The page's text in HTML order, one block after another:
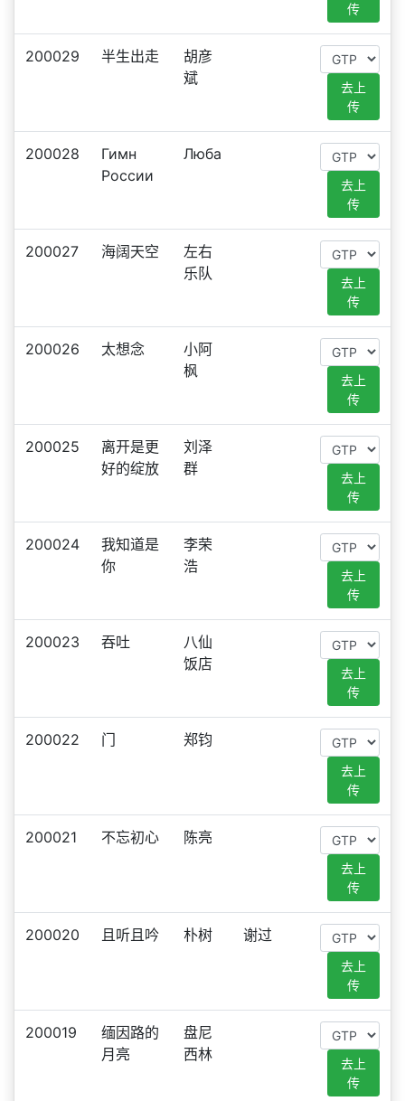
传
200029 半生出走
胡彦
斌
去上
传
200028
Гимн
России
Люба
去上
传
200027 海阔天空
左右
乐队
去上
传
200026 太想念
小阿
枫
去上
传
200025
离开是更
好的绽放
刘泽
群
去上
传
200024
我知道是
你
李荣
浩
去上
传
200023 吞吐
八仙
饭店
去上
传
200022 门 郑钧
去上
传
200021 不忘初心 陈亮
去上
传
200020 且听且吟 朴树 谢过
去上
传
200019
缅因路的
月亮
盘尼
西林
去上
传